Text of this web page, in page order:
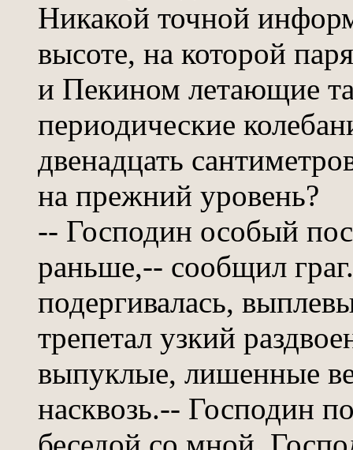
Никакой точной
высоте, на которой
и Пекином летающие
периодические
двенадцать
на прежний уровень?
-- Господин особый
раньше,-- сообщил
подергивалась,
трепетал узкий
выпуклые, лишенные
насквозь.-- Господин